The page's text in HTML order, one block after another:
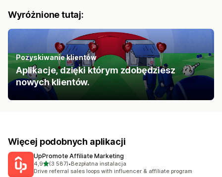
Wyróżnione tutaj:
Pozyskiwanie klientów
Aplikacje, dzięki którym zdobędziesz
nowych klientów.
Więcej podobnych aplikacji
UpPromote Affiliate Marketing
4,9na 5 gwiazdek
(3 587)
Łączna liczba recenzji: 3587
•Bezpłatna instalacja
Drive referral sales loops with influencer & affiliate program